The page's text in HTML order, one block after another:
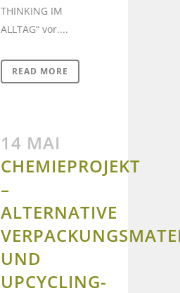
THINKING IM
ALLTAG“ vor....
READ MORE
14 MAI
CHEMIEPROJEKT
–
ALTERNATIVE
UND
UPCYCLING-